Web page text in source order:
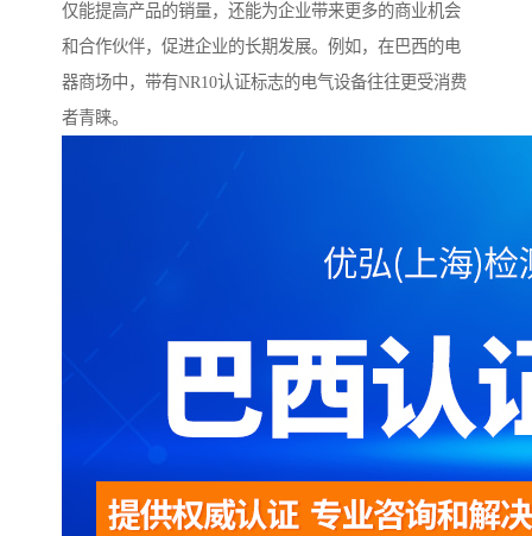
仅能提高产品的销量，还能为企业带来更多的商业机会
和合作伙伴，促进企业的长期发展。例如，在巴西的电
器商场中，带有NR10认证标志的电气设备往往更受消费
者青睐。